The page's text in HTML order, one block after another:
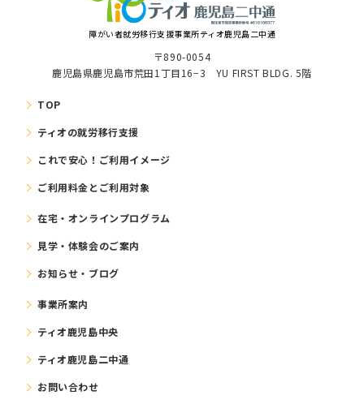
障がい者就労移⾏⽀援事業所ティオ鹿児島二中通
〒890-0054
鹿児島県鹿児島市荒田1丁目16−3 YU FIRST BLDG. 5階
TOP
ティオの就労移⾏⽀援
これで安⼼！ご利⽤イメージ
ご利⽤料⾦とご利⽤対象
在宅・オンラインプログラム
⾒学・体験会のご案内
お知らせ・ブログ
事業所案内
ティオ鹿児島中央
ティオ鹿児島二中通
お問い合わせ